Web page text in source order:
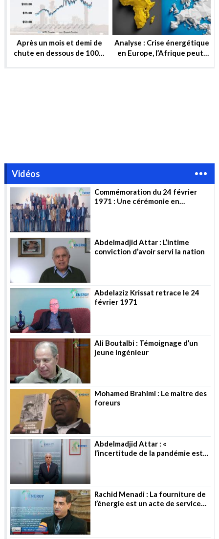
Après un mois et demi de
chute en dessous de 100$,
Analyse : Crise énergétique
en Europe, l’Afrique peut-
Vidéos
Commémoration du 24 février
1971 : Une cérémonie en
Abdelmadjid Attar : L’intime
conviction d’avoir servi la nation
Abdelaziz Krissat retrace le 24
février 1971
Ali Boutalbi : Témoignage d’un
jeune ingénieur
Mohamed Brahimi : Le maitre des
foreurs
Abdelmadjid Attar : «
l’incertitude de la pandémie est
Rachid Menadi : La fourniture de
l’énergie est un acte de service